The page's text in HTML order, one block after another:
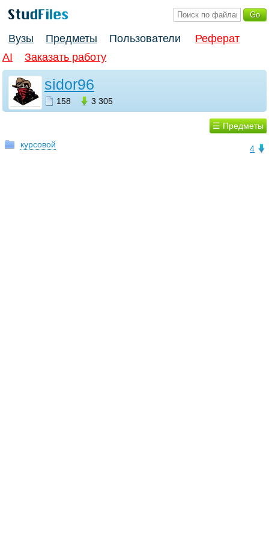
Вузы Предметы Пользователи
Реферат
AI
Заказать работу
sidor96
158 3 305
☰ Предметы
4
курсовой